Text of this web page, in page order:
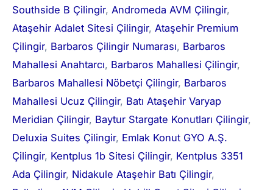
Southside B Çilingir, Andromeda AVM Çilingir
Ataşehir Adalet Sitesi Çilingir, Ataşehir Premium
Çilingir, Barbaros Çilingir Numarası, Barbaros
Mahallesi Anahtarcı, Barbaros Mahallesi Çilingir
Barbaros Mahallesi Nöbetçi Çilingir, Barbaros
Mahallesi Ucuz Çilingir, Batı Ataşehir Varyap
Meridian Çilingir, Baytur Stargate Konutları Çilingir
Deluxia Suites Çilingir, Emlak Konut GYO A.Ş.
Çilingir, Kentplus 1b Sitesi Çilingir, Kentplus 3351
Ada Çilingir, Nidakule Ataşehir Batı Çilingir